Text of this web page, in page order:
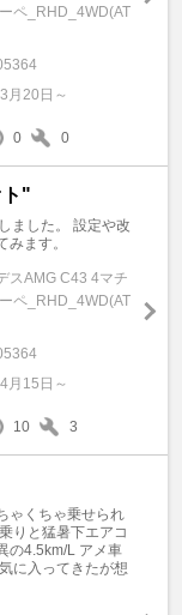
ペ_RHD_4WD(AT
月20日～
0 0
"
ました。 設定や改
みます。
スAMG C43 4マチ
ペ_RHD_4WD(AT
月15日～
10 3
ゃくちゃ乗せられ
りと猛暑下エアコ
の4.5km/L アメ車
に入ってきたが想